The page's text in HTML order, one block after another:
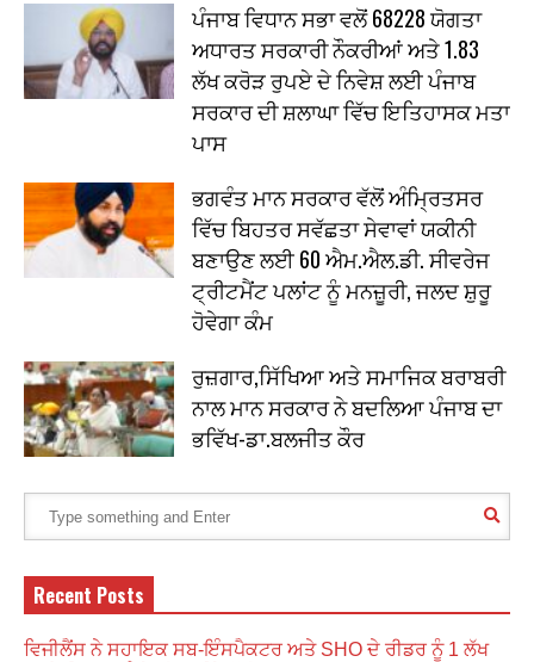
ਪੰਜਾਬ ਵਿਧਾਨ ਸਭਾ ਵਲੋਂ 68228 ਯੋਗਤਾ
ਅਧਾਰਤ ਸਰਕਾਰੀ ਨੌਕਰੀਆਂ ਅਤੇ 1.83
ਲੱਖ ਕਰੋੜ ਰੁਪਏ ਦੇ ਨਿਵੇਸ਼ ਲਈ ਪੰਜਾਬ
ਸਰਕਾਰ ਦੀ ਸ਼ਲਾਘਾ ਵਿੱਚ ਇਤਿਹਾਸਕ ਮਤਾ
ਪਾਸ
ਭਗਵੰਤ ਮਾਨ ਸਰਕਾਰ ਵੱਲੋਂ ਅੰਮ੍ਰਿਤਸਰ
ਵਿੱਚ ਬਿਹਤਰ ਸਵੱਛਤਾ ਸੇਵਾਵਾਂ ਯਕੀਨੀ
ਬਣਾਉਣ ਲਈ 60 ਐਮ.ਐਲ.ਡੀ. ਸੀਵਰੇਜ
ਟ੍ਰੀਟਮੈਂਟ ਪਲਾਂਟ ਨੂੰ ਮਨਜ਼ੂਰੀ, ਜਲਦ ਸ਼ੁਰੂ
ਹੋਵੇਗਾ ਕੰਮ
ਰੁਜ਼ਗਾਰ,ਸਿੱਖਿਆ ਅਤੇ ਸਮਾਜਿਕ ਬਰਾਬਰੀ
ਨਾਲ ਮਾਨ ਸਰਕਾਰ ਨੇ ਬਦਲਿਆ ਪੰਜਾਬ ਦਾ
ਭਵਿੱਖ-ਡਾ.ਬਲਜੀਤ ਕੌਰ
Recent Posts
ਵਿਜੀਲੈਂਸ ਨੇ ਸਹਾਇਕ ਸਬ-ਇੰਸਪੈਕਟਰ ਅਤੇ SHO ਦੇ ਰੀਡਰ ਨੂੰ 1 ਲੱਖ